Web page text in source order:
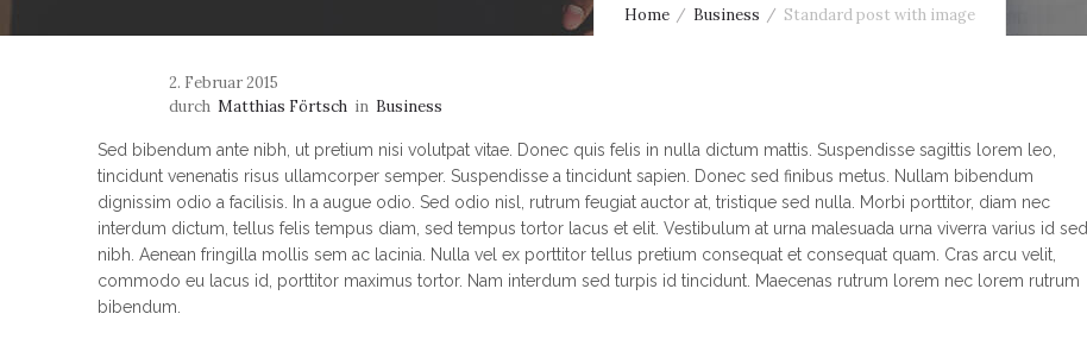
Home Business Standard post with image
2. Februar 2015
durch Matthias Förtsch in Business
Sed bibendum ante nibh, ut pretium nisi volutpat vitae. Donec quis felis in nulla dictum mattis. Suspendisse sagittis lorem leo,
tincidunt venenatis risus ullamcorper semper. Suspendisse a tincidunt sapien. Donec sed finibus metus. Nullam bibendum
dignissim odio a facilisis. In a augue odio. Sed odio nisl, rutrum feugiat auctor at, tristique sed nulla. Morbi porttitor, diam nec
interdum dictum, tellus felis tempus diam, sed tempus tortor lacus et elit. Vestibulum at urna malesuada urna viverra varius id sed
nibh. Aenean fringilla mollis sem ac lacinia. Nulla vel ex porttitor tellus pretium consequat et consequat quam. Cras arcu velit,
commodo eu lacus id, porttitor maximus tortor. Nam interdum sed turpis id tincidunt. Maecenas rutrum lorem nec lorem rutrum
bibendum.